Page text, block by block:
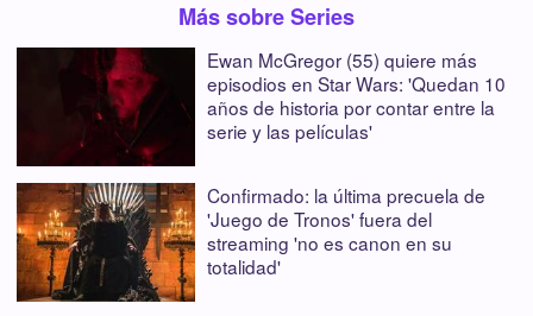
Más sobre Series
Ewan McGregor (55) quiere más
episodios en Star Wars: 'Quedan 10
años de historia por contar entre la
serie y las películas'
Confirmado: la última precuela de
'Juego de Tronos' fuera del
streaming 'no es canon en su
totalidad'